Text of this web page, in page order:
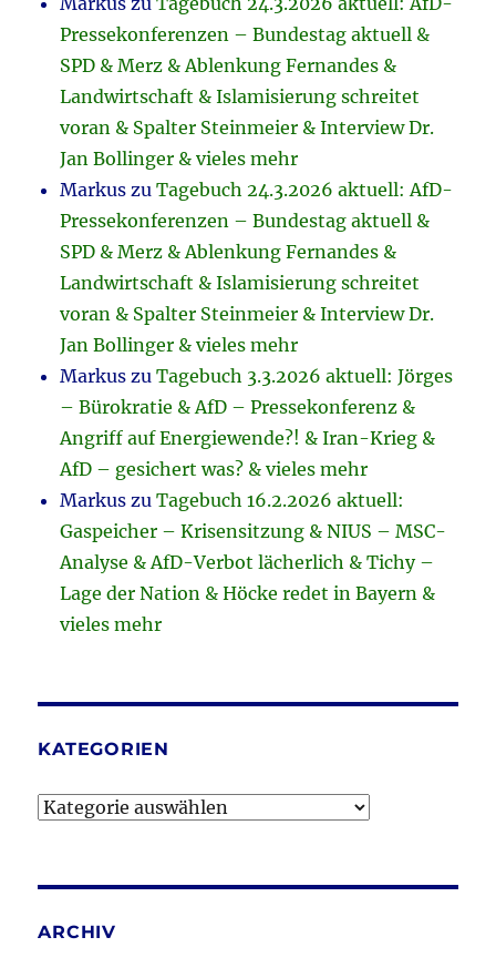
Pressekonferenzen – Bundestag aktuell &
SPD & Merz & Ablenkung Fernandes &
Landwirtschaft & Islamisierung schreitet
voran & Spalter Steinmeier & Interview Dr.
Jan Bollinger & vieles mehr
Markus zuTagebuch 24.3.2026 aktuell: AfD-
Pressekonferenzen – Bundestag aktuell &
SPD & Merz & Ablenkung Fernandes &
Landwirtschaft & Islamisierung schreitet
voran & Spalter Steinmeier & Interview Dr.
Jan Bollinger & vieles mehr
Markus zuTagebuch 3.3.2026 aktuell: Jörges
– Bürokratie & AfD – Pressekonferenz &
Angriff auf Energiewende?! & Iran-Krieg &
AfD – gesichert was? & vieles mehr
Markus zuTagebuch 16.2.2026 aktuell:
Gaspeicher – Krisensitzung & NIUS – MSC-
Analyse & AfD-Verbot lächerlich & Tichy –
Lage der Nation & Höcke redet in Bayern &
vieles mehr
KATEGORIEN
Kategorien
ARCHIV